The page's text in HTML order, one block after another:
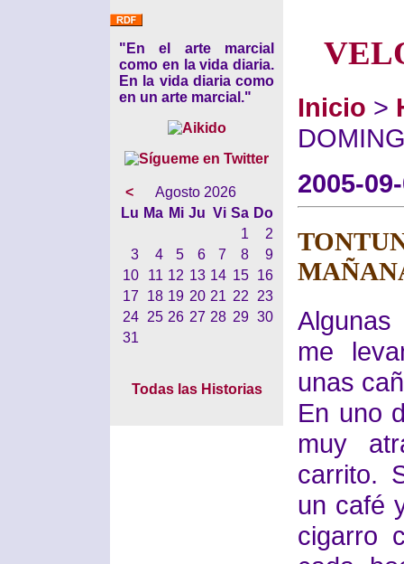
"En el arte marcial
como en la vida diaria.
En la vida diaria como
en un arte marcial."
<
Agosto 2026
Lu Ma Mi Ju Vi Sa Do
1
2
3
4 5 6 7 8
9
10
11 12 13 14 15
16
17
18 19 20 21 22
23
24
25 26 27 28 29 30
31
Todas las Historias
Inicio >
2005-
me
unas
En uno
muy
carrito.
un café
cigarro